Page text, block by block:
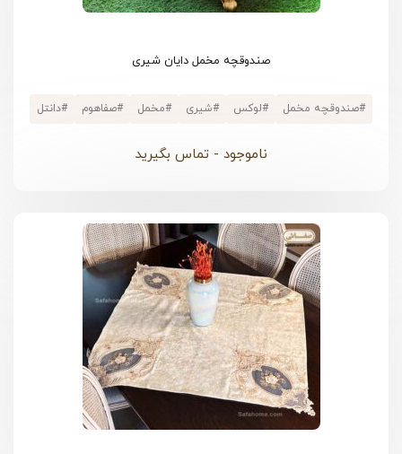
صندوقچه مخمل دایان شیری
#صندوقچه مخمل #لوکس #شیری #مخمل #صفاهوم #دانتل
ناموجود - تماس بگیرید